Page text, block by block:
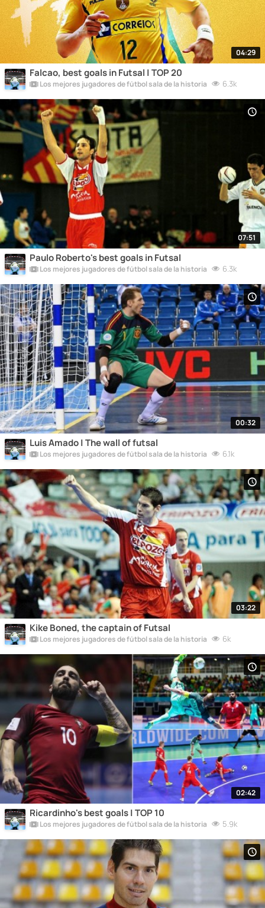
04:29
Falcao, best goals in Futsal | TOP 20
Los mejores jugadores de fútbol sala de la historia 6.3k
07:51
Paulo Roberto's best goals in Futsal
Los mejores jugadores de fútbol sala de la historia 6.3k
00:32
Luis Amado | The wall of futsal
Los mejores jugadores de fútbol sala de la historia 6.1k
03:22
Kike Boned, the captain of Futsal
Los mejores jugadores de fútbol sala de la historia 6k
02:42
Ricardinho's best goals | TOP 10
Los mejores jugadores de fútbol sala de la historia 5.9k